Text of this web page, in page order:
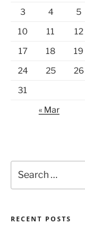
3
4 5
10
11 12
17
18 19
24
25 26
31
« Mar
for:
RECENT POSTS